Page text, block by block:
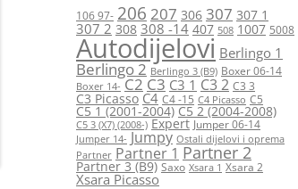
106 97- 206 207 306 307 307 1
307 2 308 308 -14 407 508 1007 5008
Autodijelovi Berlingo 1
Berlingo 2 Berlingo 3 (B9) Boxer 06-14
Boxer 14- C2 C3 C3 1 C3 2 C3 3
C3 Picasso C4 C4 -15 C4 Picasso C5
C5 1 (2001-2004) C5 2 (2004-2008)
C5 3 (X7) (2008-) Expert Jumper 06-14
Jumper 14- Jumpy Ostali dijelovi i oprema
Partner Partner 1 Partner 2
Partner 3 (B9) Saxo Xsara 1 Xsara 2
Xsara Picasso